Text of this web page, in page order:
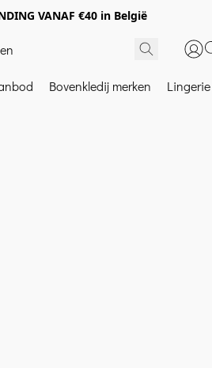
VANAF €40 in België
Bovenkledij merken